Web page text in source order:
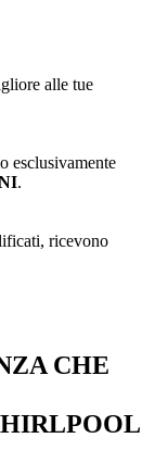
alle tue
esclusivamente
.
ricevono
CHE